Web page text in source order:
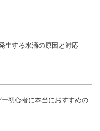
生する水滴の原因と対応
ー初心者に本当におすすめの